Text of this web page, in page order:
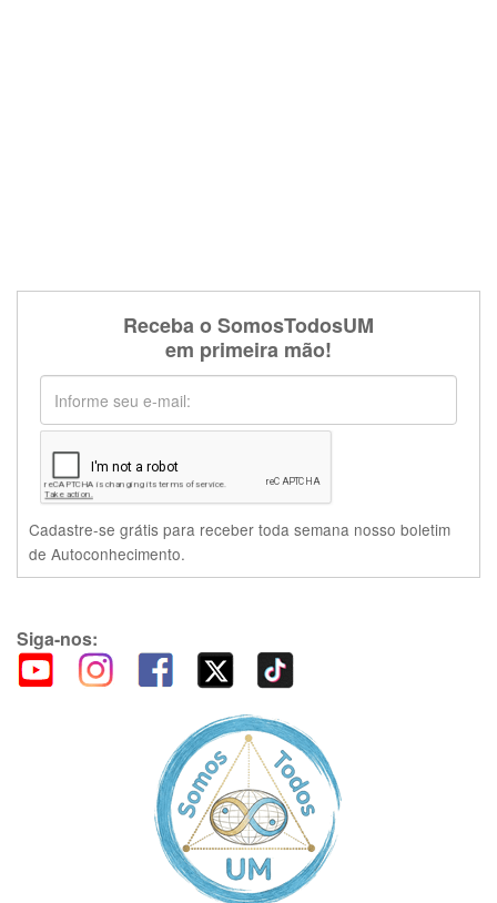
Receba o SomosTodosUM
em primeira mão!
Cadastre-se grátis para receber toda semana nosso boletim
de Autoconhecimento.
Siga-nos: